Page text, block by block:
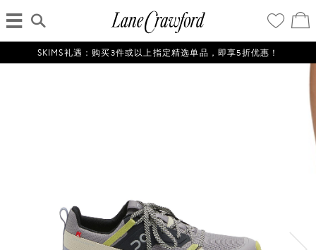
佛
探
的
愿
望
单
看
／
修
购
物
单
入
搜
索
信
息...
SKIMS礼遇：购买3件或以上指定精选单品，即享5折优惠！